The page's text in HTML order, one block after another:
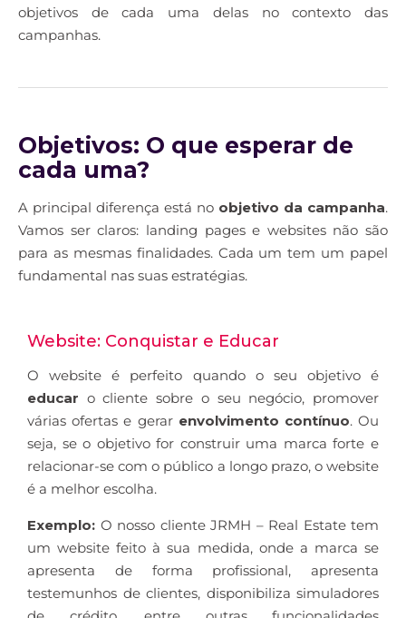
objetivos de cada uma delas no contexto das
campanhas.
Objetivos: O que esperar de
cada uma?
A principal diferença está no objetivo da campanha.
Vamos ser claros: landing pages e websites não são
para as mesmas finalidades. Cada um tem um papel
fundamental nas suas estratégias.
Website: Conquistar e Educar
O website é perfeito quando o seu objetivo é
educar o cliente sobre o seu negócio, promover
várias ofertas e gerar envolvimento contínuo. Ou
seja, se o objetivo for construir uma marca forte e
relacionar-se com o público a longo prazo, o website
é a melhor escolha.
Exemplo: O nosso cliente JRMH – Real Estate tem
um website feito à sua medida, onde a marca se
apresenta de forma profissional, apresenta
testemunhos de clientes, disponibiliza simuladores